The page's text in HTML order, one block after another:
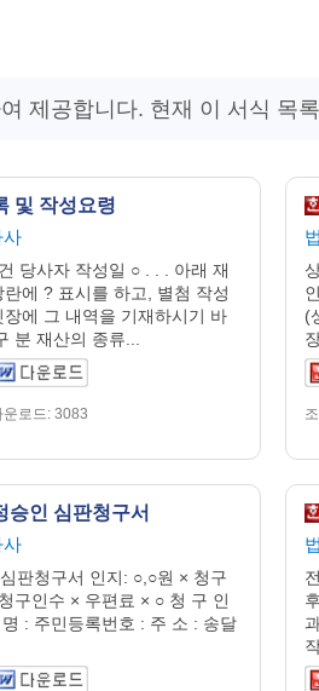
제공합니다. 현재 이 서식 목
및 작성요령
사
당사자 작성일 ○ . . . 아래 재
에 ? 표시를 하고, 별첨 작성
장에 그 내역을 기재하시기 바
분 재산의 종류...
로드: 3083
(
승인 심판청구서
사
판청구서 인지: ○,○원 × 청구
구인수 × 우편료 × ○ 청 구 인
: 주민등록번호 : 주 소 : 송달